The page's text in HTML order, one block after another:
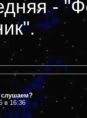
-
в 16:36